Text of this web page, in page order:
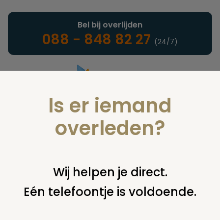
Landelijke uitvaartonderneming
Bel bij overlijden
088 - 848 82 27 (24/7)
U bent hier: home notarieel afwikkeling nalatenschap
Is er iemand
overleden?
Wij helpen je direct.
Eén telefoontje is voldoende.